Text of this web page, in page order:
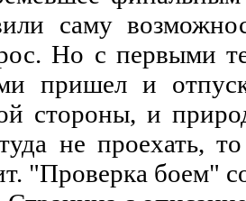
саму
Но с первыми
пришел и
стороны, и
не проехать,
"Проверка боем"